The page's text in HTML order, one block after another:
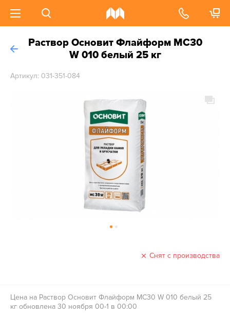
Раствор Основит Флайформ MC30
W 010 белый 25 кг
Артикул: 031-351-084
Снят с производства
Цена на Раствор Основит Флайформ MC30 W 010 белый 25
кг обновлена 30 ноября 00-1 в 00:00